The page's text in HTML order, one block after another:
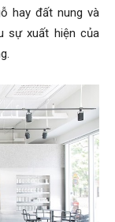
hay đất nung và
sự xuất hiện của